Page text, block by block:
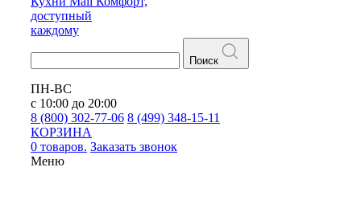
доступный
каждому
Поиск
ПН-ВС
с 10:00 до 20:00
8 (800) 302-77-06 8 (499) 348-15-11
КОРЗИНА
0 товаров. Заказать звонок
Меню